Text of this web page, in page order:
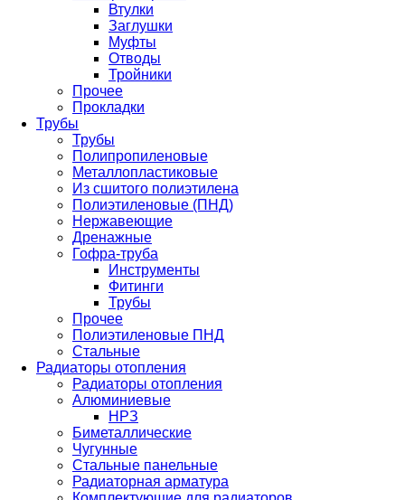
Втулки
Заглушки
Муфты
Отводы
Тройники
Прочее
Прокладки
Трубы
Трубы
Полипропиленовые
Металлопластиковые
Из сшитого полиэтилена
Полиэтиленовые (ПНД)
Нержавеющие
Дренажные
Гофра-труба
Инструменты
Фитинги
Трубы
Прочее
Полиэтиленовые ПНД
Стальные
Радиаторы отопления
Радиаторы отопления
Алюминиевые
НРЗ
Биметаллические
Чугунные
Стальные панельные
Радиаторная арматура